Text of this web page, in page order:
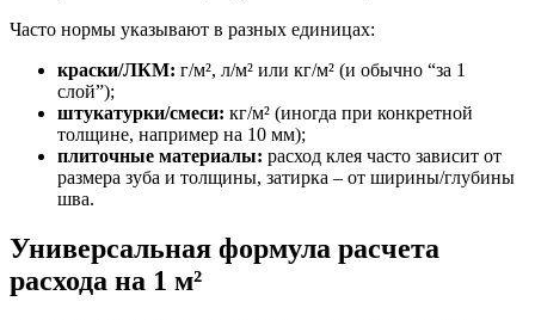
Часто нормы указывают в разных единицах:
краски/ЛКМ: г/м², л/м² или кг/м² (и обычно “за 1
слой”);
штукатурки/смеси: кг/м² (иногда при конкретной
толщине, например на 10 мм);
плиточные материалы: расход клея часто зависит от
размера зуба и толщины, затирка – от ширины/глубины
шва.
Универсальная формула расчета
расхода на 1 м²